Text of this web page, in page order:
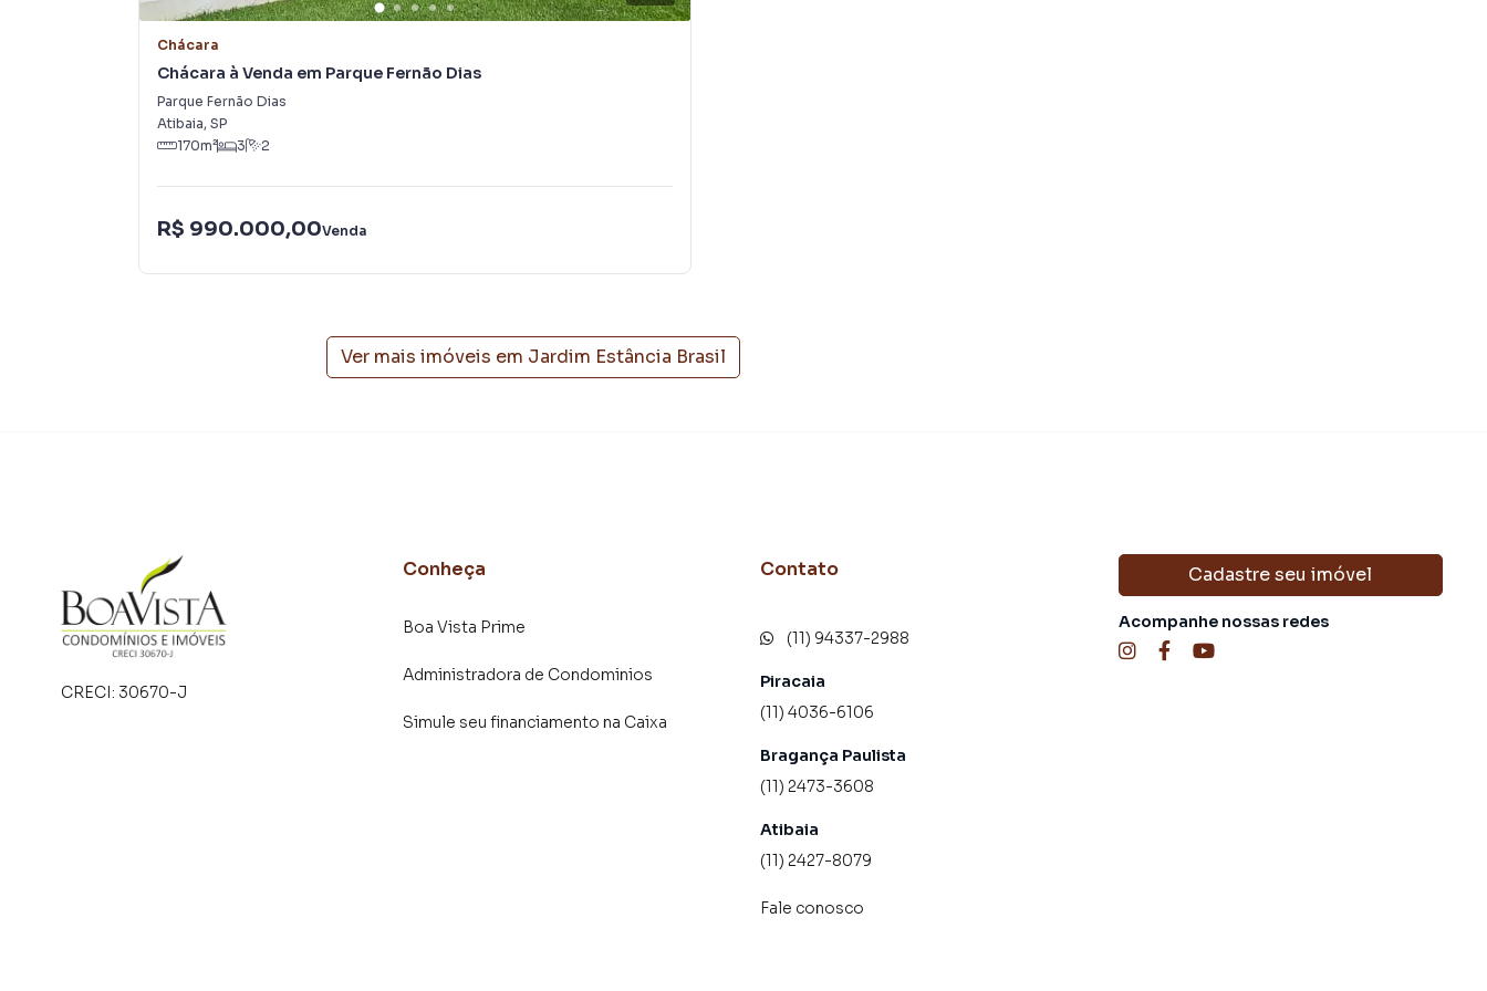
Jardim Estância Brasil. Isso porque temos uma equipe de marketing digital focada em produzir
campanhas específicas para Atibaia, o que aumenta muito o número de contatos interessados e tendo
como consequência uma maior chance de vender ou alugar seu imóvel mais rápido. Contamos também
com um time de programadores, corretores treinados e uma central de atendimento preparada para
atender proprietários e inquilinos.
Chácara
Chácara à Venda em Parque Fernão Dias
Parque Fernão Dias
Atibaia, SP
170m² 3 2
R$ 990.000,00Venda
Ver mais imóveis em Jardim Estância Brasil
CRECI: 30670-J
Conheça
Boa Vista Prime
Administradora de Condominios
Simule seu financiamento na Caixa
Contato
(11) 94337-2988
Piracaia
(11) 4036-6106
Bragança Paulista
(11) 2473-3608
Atibaia
(11) 2427-8079
Fale conosco
Cadastre seu imóvel
Acompanhe nossas redes